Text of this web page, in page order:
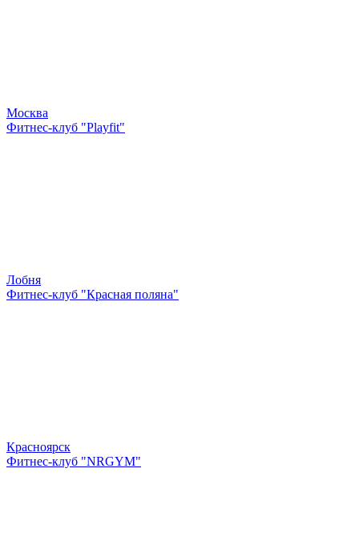
Москва
Фитнес-клуб "Playfit"
Лобня
Фитнес-клуб "Красная поляна"
Красноярск
Фитнес-клуб "NRGYM"